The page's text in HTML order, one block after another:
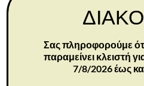
Χωρητικότητα: 3,7L
ΣΧΕΤΙΚΆ ΠΡΟΪΌΝΤΑ
Σας πληροφορούμε
παραμείνει κλειστή
7/8/2026 έως